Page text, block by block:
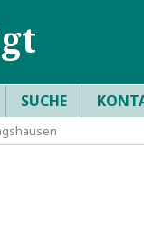
SUCHE